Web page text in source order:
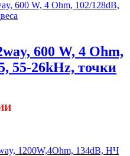
600 W, 4 Ohm,
55-26kHz, точки